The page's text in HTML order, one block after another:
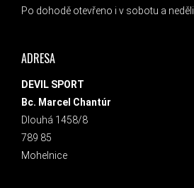
Po dohodě otevřeno i v sobotu a neděli.
ADRESA
DEVIL SPORT
Bc. Marcel Chantúr
Dlouhá 1458/8
789 85
Mohelnice